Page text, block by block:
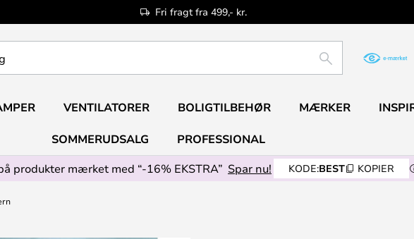
Fri fragt fra 499,- kr.
SØG
VENTILATORER BOLIGTILBEHØR MÆRKER
SOMMERUDSALG
PROFESSIONAL
produkter mærket med “-16% EKSTRA” Spar nu! KODE:BEST KOPIER